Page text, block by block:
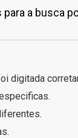
a busca
digitada